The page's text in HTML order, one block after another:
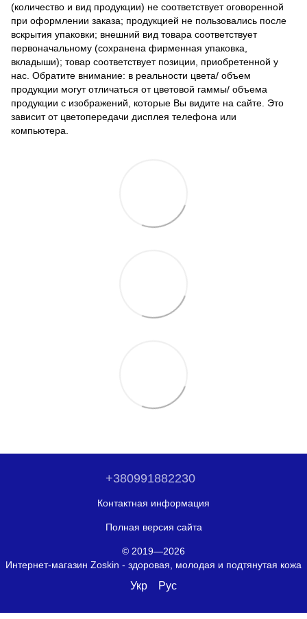
(количество и вид продукции) не соответствует оговоренной
при оформлении заказа; продукцией не пользовались после
вскрытия упаковки; внешний вид товара соответствует
первоначальному (сохранена фирменная упаковка,
вкладыши); товар соответствует позиции, приобретенной у
нас. Обратите внимание: в реальности цвета/ объем
продукции могут отличаться от цветовой гаммы/ объема
продукции с изображений, которые Вы видите на сайте. Это
зависит от цветопередачи дисплея телефона или
компьютера.
+380991882230
Контактная информация
Полная версия сайта
© 2019—2026
Интернет-магазин Zoskin - здоровая, молодая и подтянутая кожа
Укр Рус